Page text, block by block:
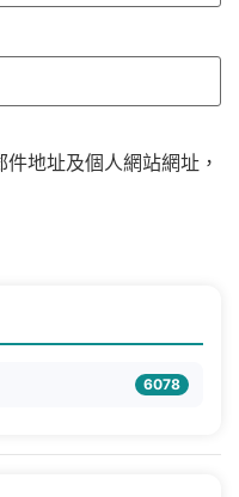
地址及個人網站網址，
6078